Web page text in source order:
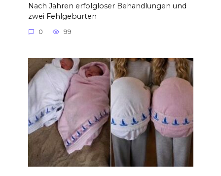
Nach Jahren erfolgloser Behandlungen und
zwei Fehlgeburten
0 99